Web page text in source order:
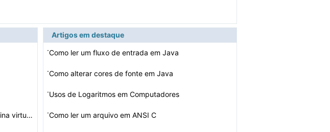
Como executar o código Java em uma máquina virtual
Artigos em destaque
·Como ler um fluxo de entrada em Java
·Como alterar cores de fonte em Java
·Usos de Logaritmos em Computadores
·Como ler um arquivo em ANSI C